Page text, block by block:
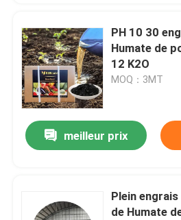
PH 10 30
Humate de
12 K2O
MOQ：3MT
meilleur prix
Plein
de Humate